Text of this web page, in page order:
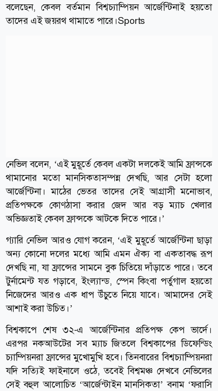
বলেছেন, কেবল বর্তমান বিশ্বচ্যাম্পিয়ন আর্জেন্টিনাই হয়তো
তাদের এই জয়রথ থামাতে পারে।Sports
নেভিল বলেন, ‘এই মুহূর্তে কেবল একটা দলকেই আমি ফ্রান্সকে
থামানোর মতো মানসিকতাসম্পন্ন দেখছি, আর সেটা হলো
আর্জেন্টিনা। মাঠের ভেতর তাদের সেই আগ্রাসী মনোভাব,
প্রতিপক্ষকে কোণঠাসা করার জেদ আর বড় ম্যাচ খেলার
অভিজ্ঞতাই কেবল ফ্রান্সকে আটকে দিতে পারে।’
গ্যারি নেভিল আরও যোগ করেন, ‘এই মুহূর্তে আর্জেন্টিনা ছাড়া
অন্য কোনো দলের মধ্যে আমি এমন ঐক্য বা একতাবদ্ধ রূপ
দেখছি না, যা ফ্রান্সের সামনে বুক চিতিয়ে দাঁড়াতে পারে। তবে
টুর্নামেন্ট যত গড়াবে, ইংল্যান্ড, স্পেন কিংবা পর্তুগাল হয়তো
নিজেদের আরও এক ধাপ উঁচুতে নিয়ে যাবে। আমাদের সেই
আশাই করা উচিত।’
বিশ্বকাপে শেষ ৩২-এ আর্জেন্টিনার প্রতিপক্ষ কেপ ভার্দে।
এরপর নকআউটের সব ম্যাচ জিতলে বিশ্বকাপের ডিফেন্ডিং
চ্যাম্পিয়নরা ফ্রান্সের মুখোমুখি হবে। তিনবারের বিশ্বচ্যাম্পিয়নরা
যদি সত্যিই ফাইনালে ওঠে, তবেই বিশ্বমঞ্চ দেখবে নেভিলের
সেই বহুল আলোচিত ‘আর্জেন্টাইন মানসিকতা’ বনাম ‘ফরাসি